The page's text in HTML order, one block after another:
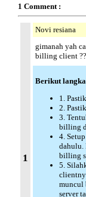
1 Comment :
1
Novi resiana
gimanah yah
billing client
Berikut
1.
2.
3.
billing
4.
dahulu.
billing
5.
muncul
server